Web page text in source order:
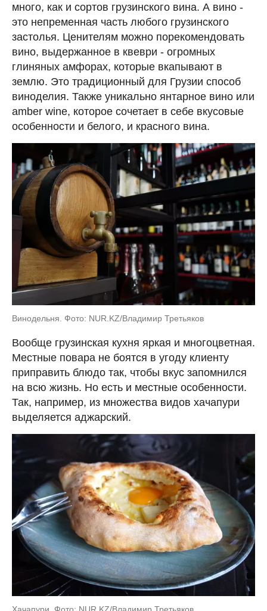
много, как и сортов грузинского вина. А вино -
это непременная часть любого грузинского
застолья. Ценителям можно порекомендовать
вино, выдержанное в квеври - огромных
глиняных амфорах, которые вкапывают в
землю. Это традиционный для Грузии способ
виноделия. Также уникально янтарное вино или
amber wine, которое сочетает в себе вкусовые
особенности и белого, и красного вина.
Винодельня. Фото: NUR.KZ/Владимир Третьяков
Вообще грузинская кухня яркая и многоцветная.
Местные повара не боятся в угоду клиенту
приправить блюдо так, чтобы вкус запомнился
на всю жизнь. Но есть и местные особенности.
Так, например, из множества видов хачапури
выделяется аджарский.
Хачапури. Фото: NUR.KZ/Владимир Третьяков